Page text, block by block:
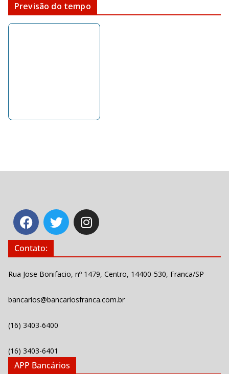
Previsão do tempo
Contato:
Rua Jose Bonifacio, nº 1479, Centro, 14400-530, Franca/SP
bancarios@bancariosfranca.com.br
(16) 3403-6400
(16) 3403-6401
APP Bancários